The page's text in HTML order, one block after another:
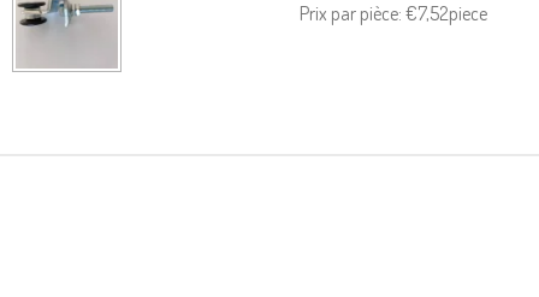
Prix par pièce: €7,52piece